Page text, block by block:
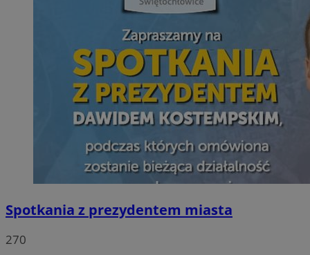
Spotkania z prezydentem miasta
270